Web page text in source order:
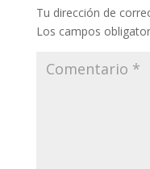
Tu dirección de
Los campos